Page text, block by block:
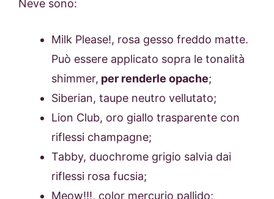
Neve sono:
Milk Please!, rosa gesso freddo matte.
Può essere applicato sopra le tonalità
shimmer, per renderle opache;
Siberian, taupe neutro vellutato;
Lion Club, oro giallo trasparente con
riflessi champagne;
Tabby, duochrome grigio salvia dai
riflessi rosa fucsia;
Meow!!!, color mercurio pallido;